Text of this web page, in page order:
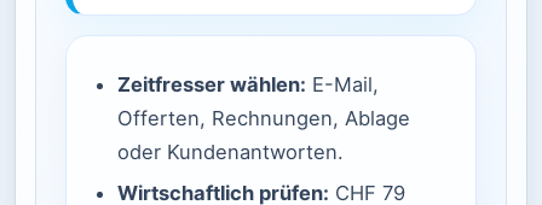
Zeitfresser wählen: E-Mail,
Offerten, Rechnungen, Ablage
oder Kundenantworten.
Wirtschaftlich prüfen: CHF 79